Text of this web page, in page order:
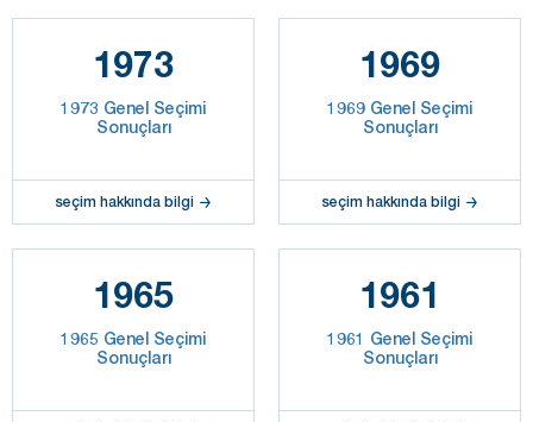
1973
1973 Genel Seçimi
Sonuçları
seçim hakkında bilgi
1969
1969 Genel Seçimi
Sonuçları
seçim hakkında bilgi
1965
1965 Genel Seçimi
Sonuçları
1961
1961 Genel Seçimi
Sonuçları